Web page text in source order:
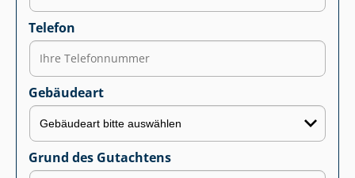
Telefon
Gebäudeart
Grund des Gutachtens